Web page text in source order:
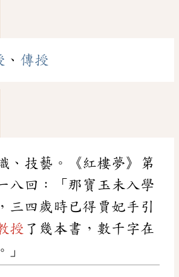
、 傳授
、技藝。《紅樓夢》第
八回：「那寶玉未入學
三四歲時已得賈妃手引
授 了幾本書，數千字在
」